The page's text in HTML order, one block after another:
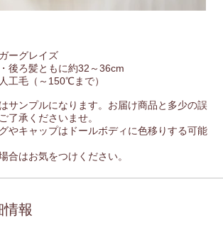
ーグレイズ
ろ髪ともに約32～36cm
毛（～150℃まで）
サンプルになります。お届け商品と多少の誤
了承くださいませ。
やキャップはドールボディに色移りする可能
合はお気をつけください。
情報